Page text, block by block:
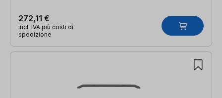
272,11 €
incl. IVA più costi di
spedizione